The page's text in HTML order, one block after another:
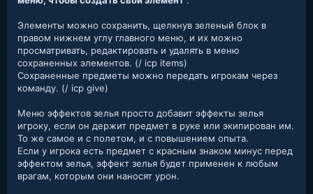
Элементы можно сохранить, щелкнув зеленый блок в
правом нижнем углу главного меню, и их можно
просматривать, редактировать и удалять в меню
сохраненных элементов. (/ icp items)
Сохраненные предметы можно передать игрокам через
команду. (/ icp give)
Меню эффектов зелья просто добавит эффекты зелья
игроку, если он держит предмет в руке или экипирован им.
То же самое и с полетом, и с повышением опыта.
Если у игрока есть предмет с красным знаком минус перед
эффектом зелья, эффект зелья будет применен к любым
врагам, которым они наносят урон.